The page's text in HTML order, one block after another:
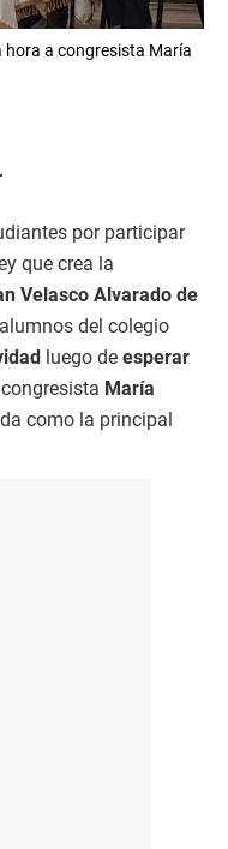
hora a congresista María
por participar
que crea la
Velasco Alvarado de
del colegio
luego de esperar
María
como la principal